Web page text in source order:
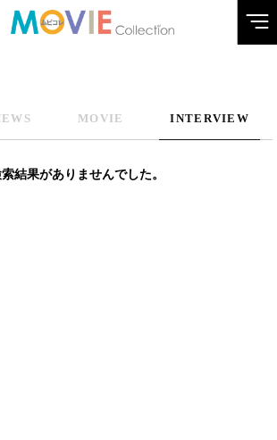
MOVIE INTERVIEW
結果がありませんでした。